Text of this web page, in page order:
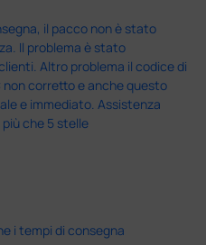
il pacco non è stato
Il problema è stato
Altro problema il codice di
corretto e anche questo
e immediato. Assistenza
che 5 stelle
i tempi di consegna